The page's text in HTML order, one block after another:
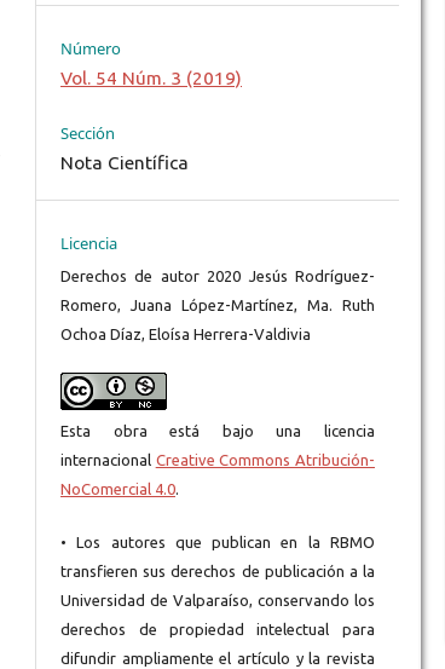
Número
Vol. 54 Núm. 3 (2019)
Sección
Nota Científica
Licencia
Derechos de autor 2020 Jesús Rodríguez-
Romero, Juana López-Martínez, Ma. Ruth
Ochoa Díaz, Eloísa Herrera-Valdivia
Esta obra está bajo una licencia
internacional Creative Commons Atribución-
NoComercial 4.0.
• Los autores que publican en la RBMO
transfieren sus derechos de publicación a la
Universidad de Valparaíso, conservando los
derechos de propiedad intelectual para
difundir ampliamente el artículo y la revista